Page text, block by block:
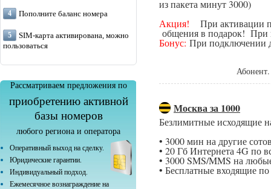
Пополните баланс номера
SIM-карта активирована, можно
пользоваться
Рассматриваем предложения по
приобретению активной
базы номеров
любого региона и оператора
Оперативный выход на сделку.
Юридические гарантии.
Индивидуальный подход.
Ежемесячное вознаграждение на
из пакета минут 3000)
Акция! При активации
общения в подарок! При
Бонус: При подключении
Москва за 1000
Безлимитные исходящие
• 3000 мин на другие
• 20 Гб Интернета 4G по
• 3000 SMS/MMS на
• Бесплатные входящие